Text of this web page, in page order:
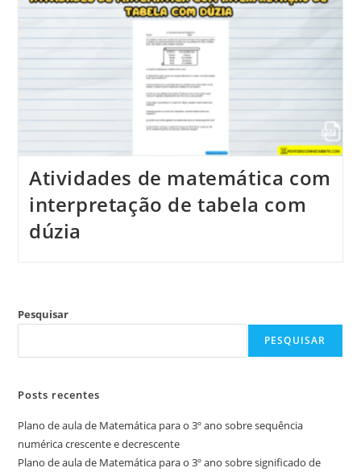
Atividades de matemática com
interpretação de tabela com
dúzia
Pesquisar
PESQUISAR
Posts recentes
Plano de aula de Matemática para o 3º ano sobre sequência
numérica crescente e decrescente
Plano de aula de Matemática para o 3º ano sobre significado de